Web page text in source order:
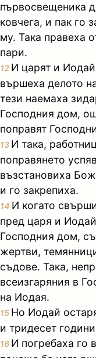
първосвещеника
ковчега, и пак го
му. Така правеха
пари.
12 И царят и
вършеха делото
тези наемаха
Господния дом,
поправят
13 И така,
поправянето
възстановиха
и го закрепиха.
14 И когато
пред царя и
Господния дом,
жертви,
съдове. Така,
всеизгаряния в
на Иодая.
15 Но Иодай
и тридесет
16 И погребаха го